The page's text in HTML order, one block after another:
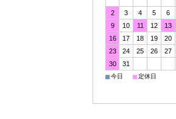
2
3 4 5 6
9
10 11 12 13
16
17 18 19 20
23
24 25 26 27
30
31
■今日 ■定休日